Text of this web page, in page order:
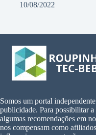
10/08/2022
Somos um portal
publicidade. Para possibilitar
algumas recomendações em
nos compensam como